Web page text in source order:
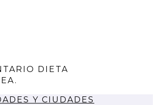
DIETA
Y CIUDADES